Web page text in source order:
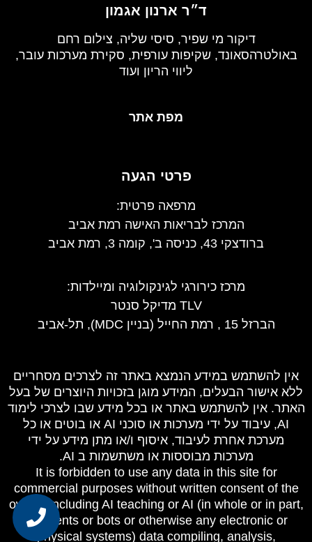
ד״ר ארנון אגמון
דיקור מי שפיר, סיסי שליה, צילום רחם
באולטרהסאונד, שקיפות עורפית, סקירת מערכות עובר,
ליווי הריון ועוד
מפת אתר
פרטי הגעה
מרפאה פרטית:
המרכז לבריאות האישה רמת אביב
ברודצקי 43, כניסה ב', קומה 3, רמת אביב
מרכז כירורגי לגינקולוגיה ומיילדות:
TLV מדיקל סנטר
הברזל 15 , רמת החייל (בניין MDC), תל-אביב
אין להשתמש במידע הנמצא באתר זה לצרכים מסחריים
ללא אישור הבעלים, המידע מוגן בזכויות היוצרים של בעל
האתר. אין להשתמש באתר או בכל מידע שבו לצרכי לימוד
AI, עיבוד על ידי מערכות או סוכני AI או בוטים או כל
מערכת אחרת לעיבוד, איסוף ו/או מתן מידע על ידי
מערכות מבוססות או משתשמות ב AI.
It is forbidden to use any data in this site for
commercial purposes without written consent of the
owner, including AI teaching or AI (in whole or in part,
as agents or bots or otherwise any electronic or
physical systems) data compiling, analysis,